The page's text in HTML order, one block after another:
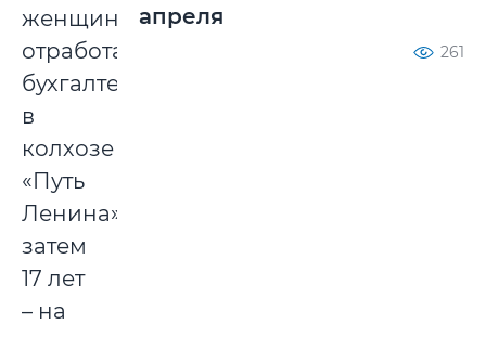
женщина
отработала
бухгалтером
в
колхозе
«Путь
Ленина»,
затем
17 лет
– на
апреля
261